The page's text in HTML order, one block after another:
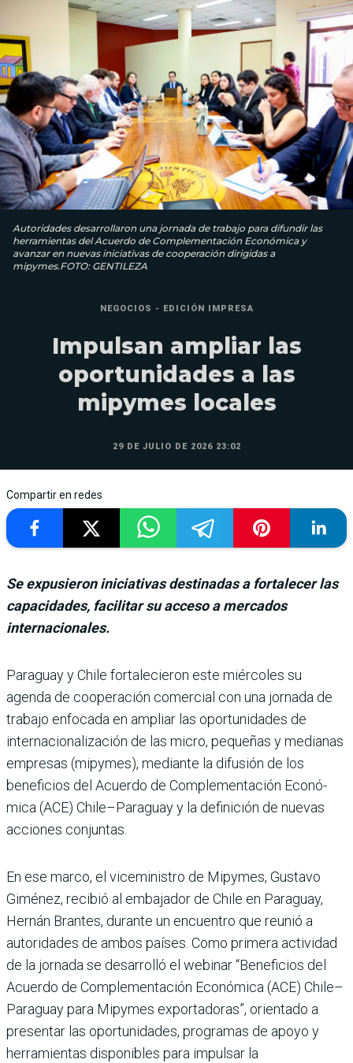
Autoridades desarrollaron una jornada de trabajo para difundir las
herramientas del Acuerdo de Complementación Económica y
avanzar en nuevas iniciativas de cooperación dirigidas a
mipymes.FOTO: GENTILEZA
NEGOCIOS - EDICIÓN IMPRESA
Impulsan ampliar las
oportunidades a las
mipymes locales
29 DE JULIO DE 2026 23:02
Compartir en redes
Se expusieron iniciativas destinadas a fortalecer las
capacidades, facilitar su acceso a mercados
internacionales.
Paraguay y Chile fortalecie­ron este miércoles su
agenda de cooperación comercial con una jornada de
trabajo enfo­cada en ampliar las oportu­nidades de
internacionaliza­ción de las micro, pequeñas y medianas
empresas (mipy­mes), mediante la difusión de los
beneficios del Acuerdo de Complementación Econó­
mica (ACE) Chile–Paraguay y la definición de nuevas
accio­nes conjuntas.
En ese marco, el viceministro de Mipymes, Gustavo
Gimé­nez, recibió al embajador de Chile en Paraguay,
Hernán Brantes, durante un encuen­tro que reunió a
autorida­des de ambos países. Como primera actividad
de la jor­nada se desarrolló el webi­nar “Beneficios del
Acuerdo de Complementación Econó­mica (ACE) Chile–
Paraguay para Mipymes exportado­ras”, orientado a
presentar las oportunidades, progra­mas de apoyo y
herramien­tas disponibles para impul­sar la